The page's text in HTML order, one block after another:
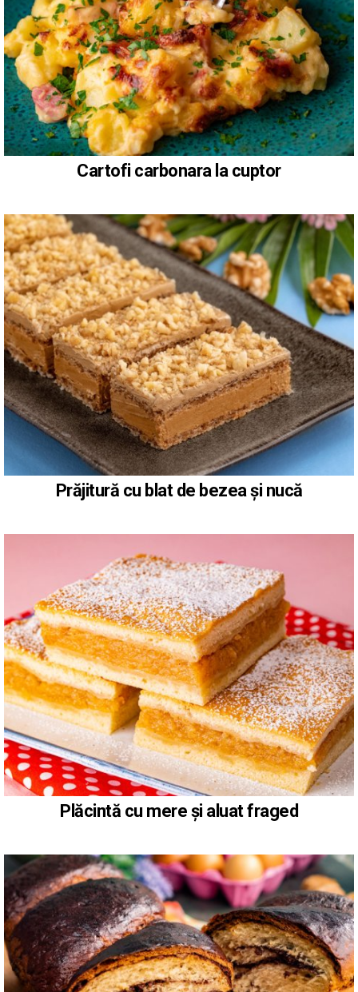
Cartofi carbonara la cuptor
Prăjitură cu blat de bezea și nucă
Plăcintă cu mere și aluat fraged